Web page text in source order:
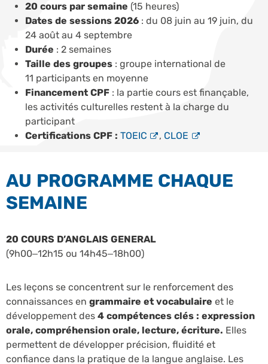
20 cours par semaine (15 heures)
Dates de sessions 2026 : du 08 juin au 19 juin, du
24 août au 4 septembre
Durée : 2 semaines
Taille des groupes : groupe international de
11 participants en moyenne
Financement CPF : la partie cours est finançable,
les activités culturelles restent à la charge du
participant
Certifications CPF : TOEIC , CLOE
AU PROGRAMME CHAQUE
SEMAINE
20 COURS D’ANGLAIS GENERAL
(9h00–12h15 ou 14h45–18h00)
Les leçons se concentrent sur le renforcement des
connaissances en grammaire et vocabulaire et le
développement des 4 compétences clés : expression
orale, compréhension orale, lecture, écriture. Elles
permettent de développer précision, fluidité et
confiance dans la pratique de la langue anglaise. Les